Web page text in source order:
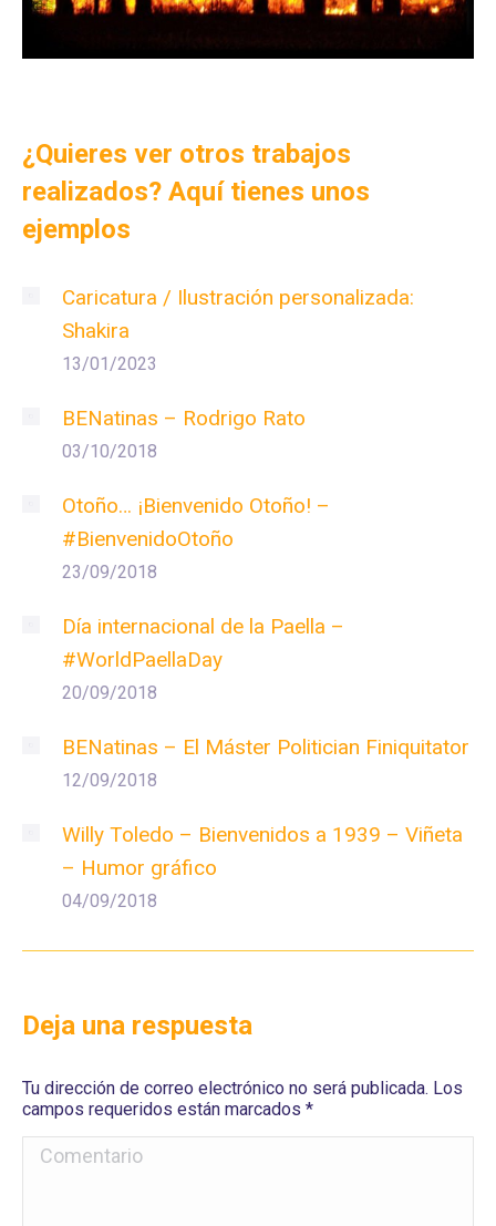
¿Quieres ver otros trabajos
realizados? Aquí tienes unos
ejemplos
Caricatura / Ilustración personalizada:
Shakira
13/01/2023
BENatinas – Rodrigo Rato
03/10/2018
Otoño… ¡Bienvenido Otoño! –
#BienvenidoOtoño
23/09/2018
Día internacional de la Paella –
#WorldPaellaDay
20/09/2018
BENatinas – El Máster Politician Finiquitator
12/09/2018
Willy Toledo – Bienvenidos a 1939 – Viñeta
– Humor gráfico
04/09/2018
Deja una respuesta
Tu dirección de correo electrónico no será publicada. Los
campos requeridos están marcados *
Comentario